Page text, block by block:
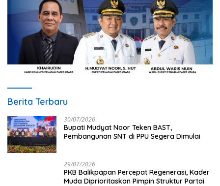
Berita Terbaru
30/07/2026
Bupati Mudyat Noor Teken BAST,
Pembangunan SNT di PPU Segera Dimulai
29/07/2026
PKB Balikpapan Percepat Regenerasi, Kader
Muda Diprioritaskan Pimpin Struktur Partai